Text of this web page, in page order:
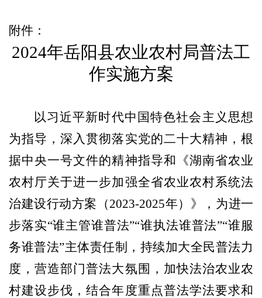
附件 ：
2024年岳阳县农业农村局普法工
作实施方案
以习近平新时代中国特色社会主义思想
为指导，深入贯彻落实党的二十大精神，根
据中央一号文件的精神指导和《湖南省农业
农村厅关于进一步加强全省农业农村系统法
治建设行动方案（2023-2025年）》， 为进一
步落实“谁主管谁普法”“谁执法谁普法”“谁服
务谁普法”主体责任制，持续加大全民普法力
度，营造部门普法大氛围，加快法治农业农
村建设步伐，结合年度重点普法学法要求和